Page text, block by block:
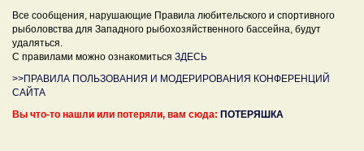
Все сообщения, нарушающие Правила любительского и спортивного
рыболовства для Западного рыбохозяйственного бассейна, будут
удаляться.
С правилами можно ознакомиться ЗДЕСЬ
>>ПРАВИЛА ПОЛЬЗОВАНИЯ И МОДЕРИРОВАНИЯ КОНФЕРЕНЦИЙ
САЙТА
Вы что-то нашли или потеряли, вам сюда: ПОТЕРЯШКА